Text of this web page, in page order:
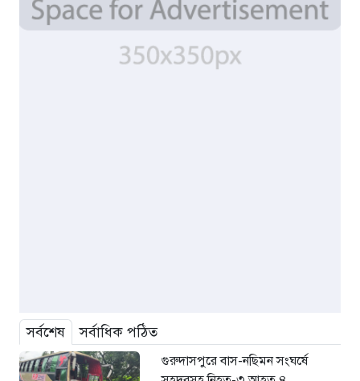
সর্বশেষ সর্বাধিক পঠিত
গুরুদাসপুরে বাস-নছিমন সংঘর্ষে